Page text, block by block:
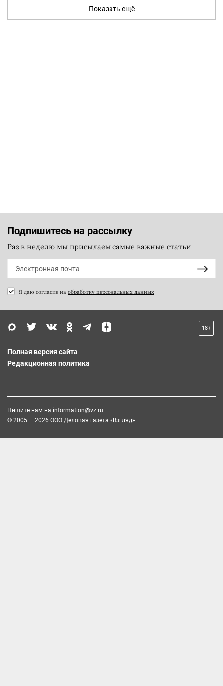
Показать ещё
Подпишитесь на рассылку
Раз в неделю мы присылаем самые важные статьи
Я даю согласие на обработку персональных данных
18+
Полная версия сайта
Редакционная политика
Пишите нам на information@vz.ru
© 2005 — 2026 ООО Деловая газета «Взгляд»